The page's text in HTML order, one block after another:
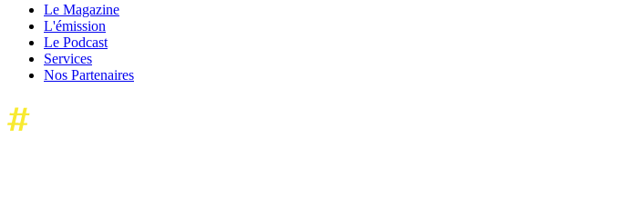
Le Magazine
L'émission
Le Podcast
Services
Nos Partenaires